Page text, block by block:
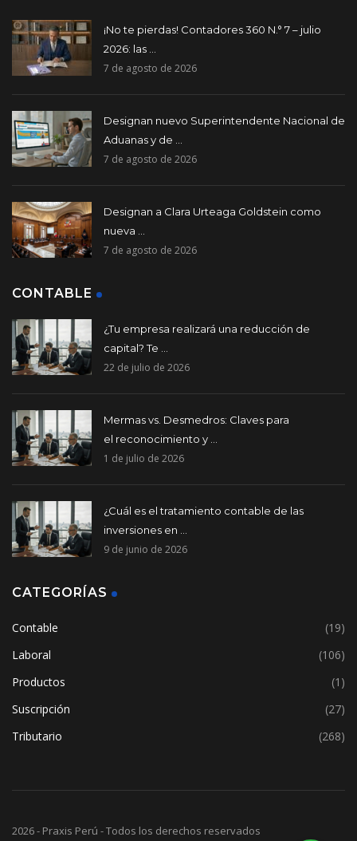
¡No te pierdas! Contadores 360 N.° 7 – julio
2026: las ...
7 de agosto de 2026
Designan nuevo Superintendente Nacional de
Aduanas y de ...
7 de agosto de 2026
Designan a Clara Urteaga Goldstein como
nueva ...
7 de agosto de 2026
CONTABLE
¿Tu empresa realizará una reducción de
capital? Te ...
22 de julio de 2026
Mermas vs. Desmedros: Claves para
el reconocimiento y ...
1 de julio de 2026
¿Cuál es el tratamiento contable de las
inversiones en ...
9 de junio de 2026
CATEGORÍAS
Contable
(19)
Laboral
(106)
Productos
(1)
Suscripción
(27)
Tributario
(268)
2026 - Praxis Perú - Todos los derechos reservados